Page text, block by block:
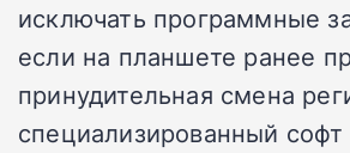
исключать программные
если на планшете ранее
принудительная смена
специализированный софт